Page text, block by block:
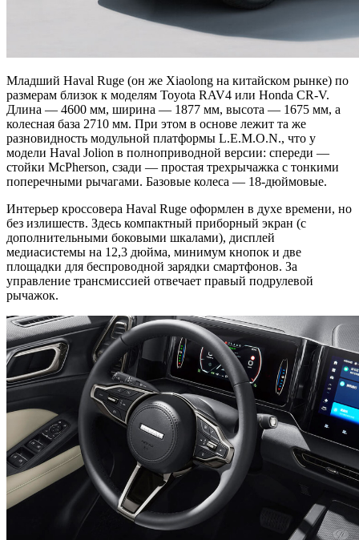
Младший Haval Ruge (он же Xiaolong на китайском рынке) по
размерам близок к моделям Toyota RAV4 или Honda CR-V.
Длина — 4600 мм, ширина — 1877 мм, высота — 1675 мм, а
колесная база 2710 мм. При этом в основе лежит та же
разновидность модульной платформы L.E.M.O.N., что у
модели Haval Jolion в полноприводной версии: спереди —
стойки McPherson, сзади — простая трехрычажка с тонкими
поперечными рычагами. Базовые колеса — 18-дюймовые.
Интерьер кроссовера Haval Ruge оформлен в духе времени, но
без излишеств. Здесь компактный приборный экран (с
дополнительными боковыми шкалами), дисплей
медиасистемы на 12,3 дюйма, минимум кнопок и две
площадки для беспроводной зарядки смартфонов. За
управление трансмиссией отвечает правый подрулевой
рычажок.